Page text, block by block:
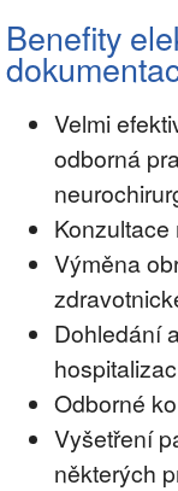
Benefity
Velmi
odborná
Výměna
Dohledání
Odborné
Vyšetření
některých